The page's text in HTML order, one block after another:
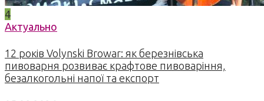
4
Актуально
12 років Volynski Browar: як березнівська
пивоварня розвиває крафтове пивоваріння,
безалкогольні напої та експорт